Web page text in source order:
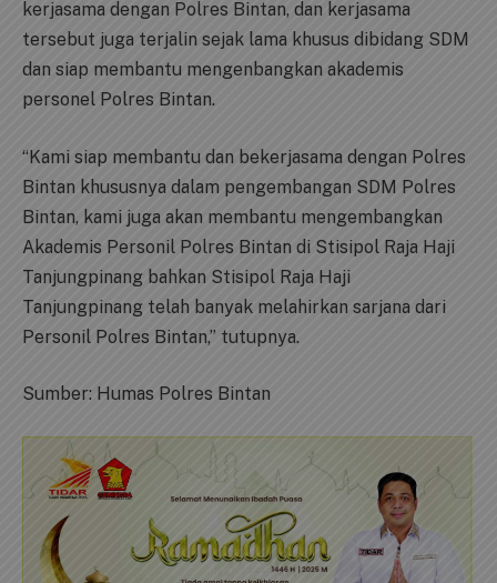
kerjasama dengan Polres Bintan, dan kerjasama
tersebut juga terjalin sejak lama khusus dibidang SDM
dan siap membantu mengenbangkan akademis
personel Polres Bintan.
“Kami siap membantu dan bekerjasama dengan Polres
Bintan khususnya dalam pengembangan SDM Polres
Bintan, kami juga akan membantu mengembangkan
Akademis Personil Polres Bintan di Stisipol Raja Haji
Tanjungpinang bahkan Stisipol Raja Haji
Tanjungpinang telah banyak melahirkan sarjana dari
Personil Polres Bintan,” tutupnya.
Sumber: Humas Polres Bintan